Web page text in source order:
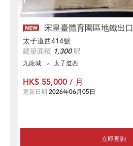
宋皇臺體育園區地鐵出口
太子道西414號
建築面積 1,300呎
九龍城 太子道西
立即查詢
HK$ 55,000 / 月
更新日期 2026年06月05日